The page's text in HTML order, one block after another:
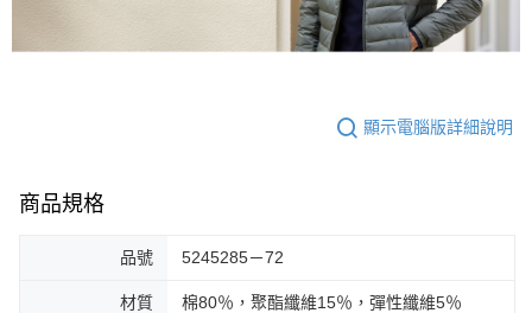
顯示電腦版詳細說明
商品規格
品號 5245285－72
材質 棉80％，聚酯纖維15％，彈性纖維5％